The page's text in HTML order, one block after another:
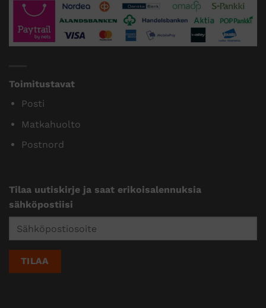
Toimitustavat
Posti
Matkahuolto
Postnord
Tilaa uutiskirje ja saat erikoisalennuksia
sähköpostiisi